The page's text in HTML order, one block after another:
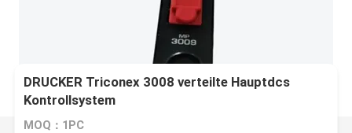
DRUCKER Triconex 3008 verteilte Hauptdcs
Kontrollsystem
MOQ：1PC